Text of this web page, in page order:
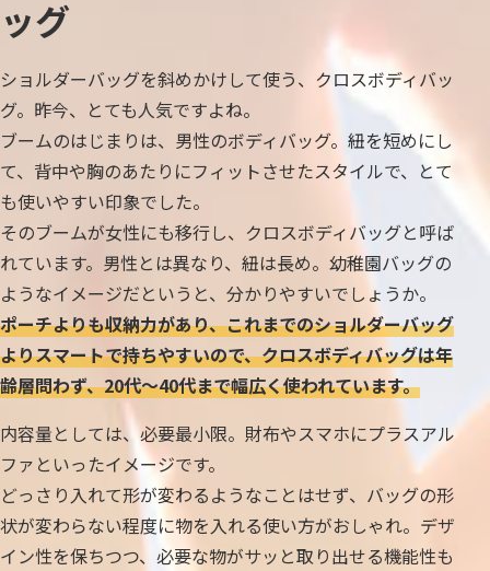
ッグ
ショルダーバッグを斜めかけして使う、クロスボディバッ
グ。昨今、とても人気ですよね。
ブームのはじまりは、男性のボディバッグ。紐を短めにし
て、背中や胸のあたりにフィットさせたスタイルで、とて
も使いやすい印象でした。
そのブームが女性にも移行し、クロスボディバッグと呼ば
れています。男性とは異なり、紐は長め。幼稚園バッグの
ようなイメージだというと、分かりやすいでしょうか。
ポーチよりも収納力があり、これまでのショルダーバッグ
よりスマートで持ちやすいので、クロスボディバッグは年
齢層問わず、20代～40代まで幅広く使われています。
内容量としては、必要最小限。財布やスマホにプラスアル
ファといったイメージです。
どっさり入れて形が変わるようなことはせず、バッグの形
状が変わらない程度に物を入れる使い方がおしゃれ。デザ
イン性を保ちつつ、必要な物がサッと取り出せる機能性も